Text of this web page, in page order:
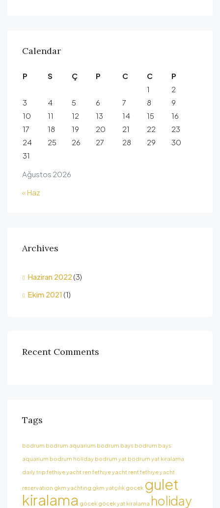
Calendar
Ağustos 2026
P S Ç P C C
P
1
2
3
4 5 6 7 8
9
10
11 12 13 14 15
16
17
18 19 20 21 22
23
24
25 26 27 28 29
30
31
« Haz
Archives
Haziran 2022 (3)
Ekim 2021 (1)
Recent Comments
Tags
bodrum bodrum aquarium bodrum bays bodrum bays
aquarium bodrum holiday bodrum yat bodrum yat kiralama
daily trip fethiye yacht ren fethiye yacht rent fethiye yacht
reservation gkm yachting gkm yatçılık gocek gulet
kiralama göcek göcek yat kiralama holiday